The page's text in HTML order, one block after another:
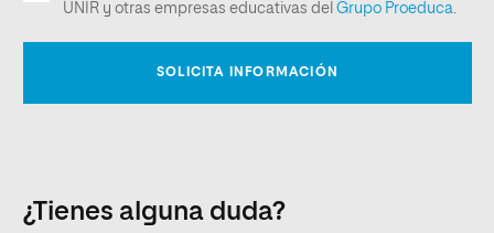
¿Tienes alguna duda?